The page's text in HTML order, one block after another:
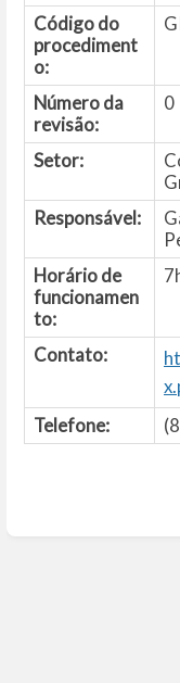
Código do
procediment
o:
Número da
revisão:
0
Setor:
Responsável:
Horário de
funcionamen
to:
Contato:
Telefone: